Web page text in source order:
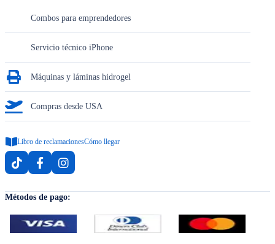
Combos para emprendedores
Servicio técnico iPhone
Máquinas y láminas hidrogel
Compras desde USA
Libro de reclamacionesCómo llegar
Métodos de pago: